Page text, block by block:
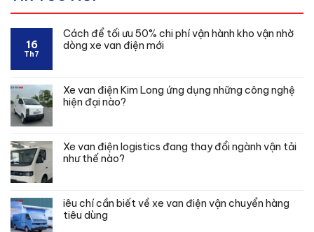
16
Th7
Cách để tối ưu 50% chi phí vận hành kho vận nhờ
dòng xe van điện mới
Xe van điện Kim Long ứng dụng những công nghệ
hiện đại nào?
Xe van điện logistics đang thay đổi ngành vận tải
như thế nào?
iêu chí cần biết về xe van điện vận chuyển hàng
tiêu dùng